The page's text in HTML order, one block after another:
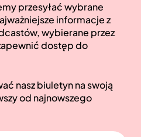
przesyłać wybrane
informacje z
wybierane przez
dostęp do
nasz biuletyn na swoją
od najnowszego